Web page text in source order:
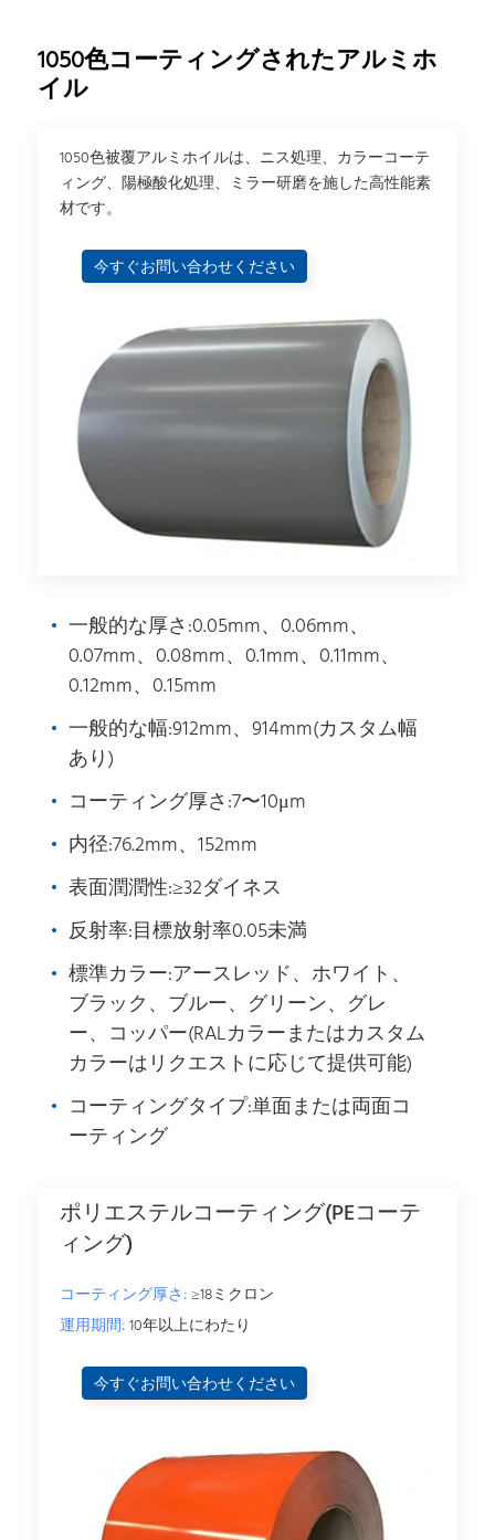
1050色コーティングされたアルミホ
イル
1050色被覆アルミホイルは、ニス処理、カラーコーテ
ィング、陽極酸化処理、ミラー研磨を施した高性能素
材です。
今すぐお問い合わせください
一般的な厚さ:0.05mm、0.06mm、
0.07mm、0.08mm、0.1mm、0.11mm、
0.12mm、0.15mm
一般的な幅:912mm、914mm(カスタム幅
あり)
コーティング厚さ:7〜10μm
内径:76.2mm、152mm
表面潤潤性:≥32ダイネス
反射率:目標放射率0.05未満
標準カラー:アースレッド、ホワイト、
ブラック、ブルー、グリーン、グレ
ー、コッパー(RALカラーまたはカスタム
カラーはリクエストに応じて提供可能)
コーティングタイプ:単面または両面コ
ーティング
ポリエステルコーティング(PEコーテ
ィング)
コーティング厚さ:≥18ミクロン
運用期間:10年以上にわたり
今すぐお問い合わせください